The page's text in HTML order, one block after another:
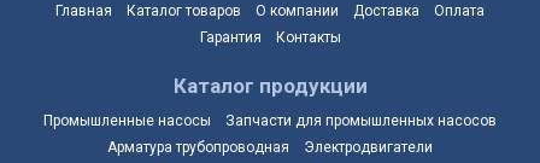
Главная Каталог товаров О компании Доставка
Оплата
Гарантия
Контакты
Каталог продукции
Промышленные насосы
Запчасти для промышленных насосов
Арматура трубопроводная
Электродвигатели